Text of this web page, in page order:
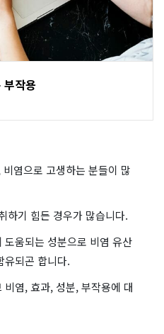
부작용
염으로 고생하는 분들이 많
하기 힘든 경우가 많습니다.
움되는 성분으로 비염 유산
유되곤 합니다.
염, 효과, 성분, 부작용에 대